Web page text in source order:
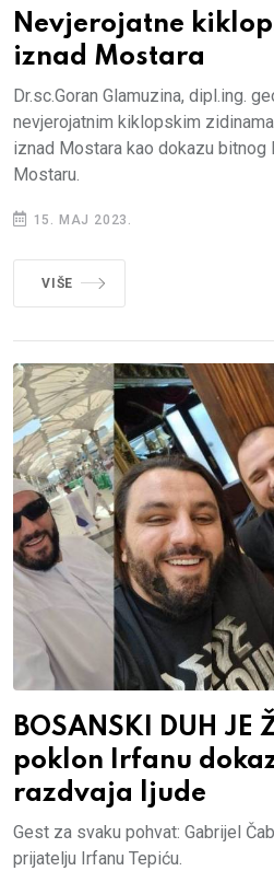
Nevjerojatne
iznad Mostara
Dr.sc.Goran Glamuzina, dipl.ing.
nevjerojatnim kiklopskim
iznad Mostara kao dokazu bitnog
Mostaru.
15. MAJ 2023.
VIŠE
BOSANSKI DUH
poklon Irfanu
razdvaja ljude
Gest za svaku pohvat: Gabrijel
prijatelju Irfanu Tepiću.